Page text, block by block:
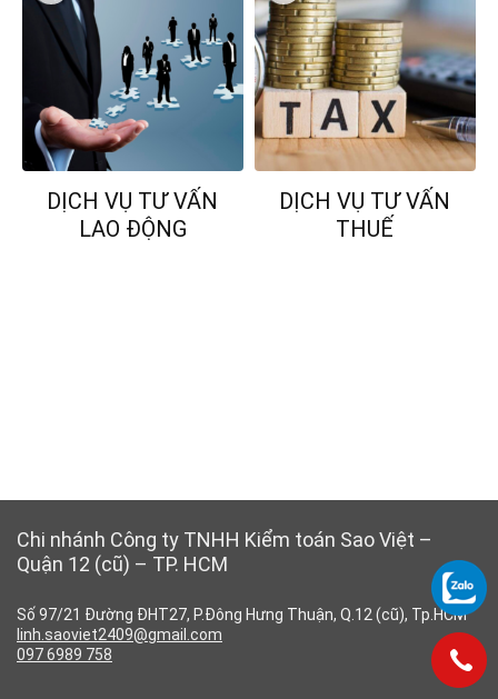
DỊCH VỤ TƯ VẤN
LAO ĐỘNG
DỊCH VỤ TƯ VẤN
THUẾ
Chi nhánh Công ty TNHH Kiểm toán Sao Việt –
Quận 12 (cũ) – TP. HCM
Số 97/21 Đường ĐHT27, P.Đông Hưng Thuận, Q.12 (cũ), Tp.HCM
linh.saoviet2409@gmail.com
097 6989 758